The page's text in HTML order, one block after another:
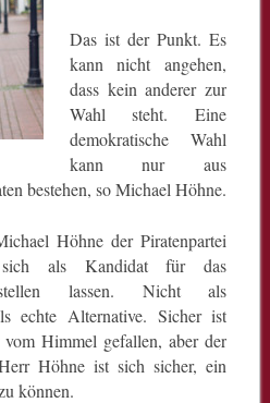
Das ist der Punkt. Es
kann nicht angehen,
dass kein anderer zur
Wahl steht. Eine
demokratische Wahl
kann nur aus
bestehen, so Michael Höhne.
Höhne der Piratenpartei
als Kandidat für das
lassen. Nicht als
echte Alternative. Sicher ist
Himmel gefallen, aber der
Höhne ist sich sicher, ein
können.